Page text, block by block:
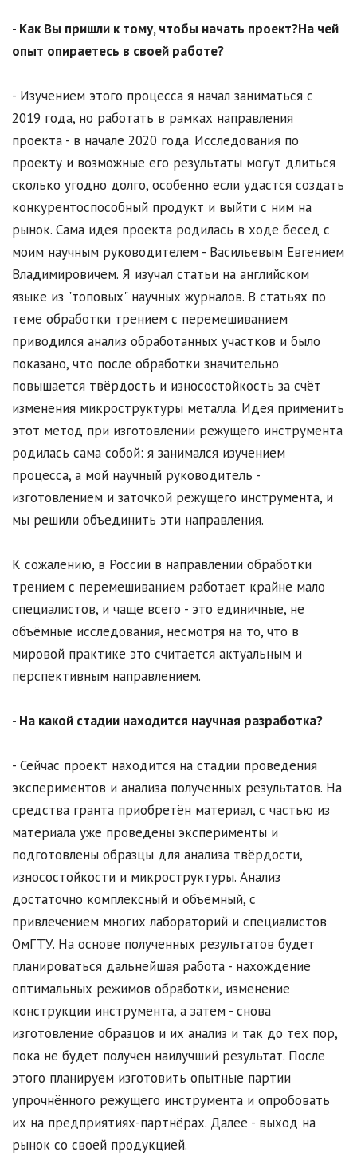
- Как Вы пришли к тому, чтобы начать проект?На чей
опыт опираетесь в своей работе?
- Изучением этого процесса я начал заниматься с
2019 года, но работать в рамках направления
проекта - в начале 2020 года. Исследования по
проекту и возможные его результаты могут длиться
сколько угодно долго, особенно если удастся создать
конкурентоспособный продукт и выйти с ним на
рынок. Сама идея проекта родилась в ходе бесед с
моим научным руководителем - Васильевым Евгением
Владимировичем. Я изучал статьи на английском
языке из "топовых" научных журналов. В статьях по
теме обработки трением с перемешиванием
приводился анализ обработанных участков и было
показано, что после обработки значительно
повышается твёрдость и износостойкость за счёт
изменения микроструктуры металла. Идея применить
этот метод при изготовлении режущего инструмента
родилась сама собой: я занимался изучением
процесса, а мой научный руководитель -
изготовлением и заточкой режущего инструмента, и
мы решили объединить эти направления.
К сожалению, в России в направлении обработки
трением с перемешиванием работает крайне мало
специалистов, и чаще всего - это единичные, не
объёмные исследования, несмотря на то, что в
мировой практике это считается актуальным и
перспективным направлением.
- На какой стадии находится научная разработка?
- Сейчас проект находится на стадии проведения
экспериментов и анализа полученных результатов. На
средства гранта приобретён материал, с частью из
материала уже проведены эксперименты и
подготовлены образцы для анализа твёрдости,
износостойкости и микроструктуры. Анализ
достаточно комплексный и объёмный, с
привлечением многих лабораторий и специалистов
ОмГТУ. На основе полученных результатов будет
планироваться дальнейшая работа - нахождение
оптимальных режимов обработки, изменение
конструкции инструмента, а затем - снова
изготовление образцов и их анализ и так до тех пор,
пока не будет получен наилучший результат. После
этого планируем изготовить опытные партии
упрочнённого режущего инструмента и опробовать
их на предприятиях-партнёрах. Далее - выход на
рынок со своей продукцией.